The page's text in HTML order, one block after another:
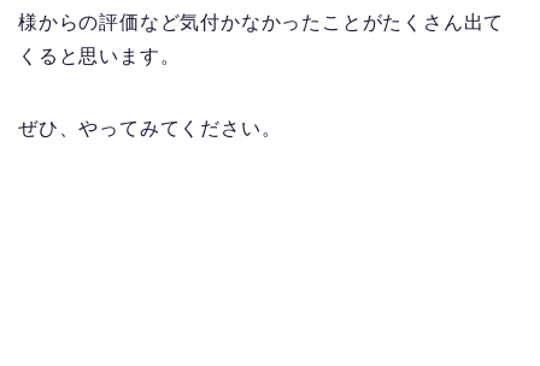
様からの評価など気付かなかったことがたくさん出て
くると思います。
ぜひ、やってみてください。